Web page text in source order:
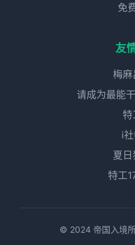
免
友
梅麻
请成为最能
特
i
夏日
特工
© 2024 帝国入境